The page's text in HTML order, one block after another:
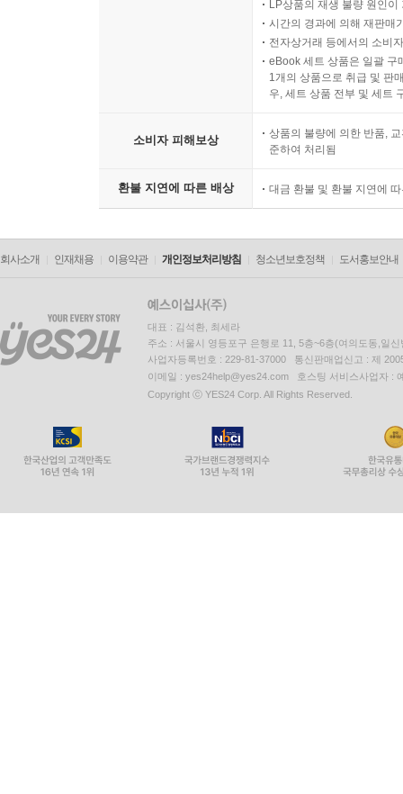
LP상품의 재생 불량 원인
시간의 경과에 의해 재판매
전자상거래 등에서의 소비
eBook 세트 상품은 일괄 구
1개의 상품으로 취급 및 판
우, 세트 상품 전부 및 세트
소비자 피해보상
상품의 불량에 의한 반품,
준하여 처리됨
환불 지연에 따른 배상 대금 환불 및 환불 지연에
회사소개 인재채용 이용약관 개인정보처리방침 청소년보호정책 도서홍보안내
대표 : 김석환, 최세라
주소 : 서울시 영등포구 은행로 11, 5층~6층(여의도동,일신
사업자등록번호 : 229-81-37000 통신판매업신고 : 제
이메일 : yes24help@yes24.com 호스팅 서비스사업자 :
Copyright ⓒ YES24 Corp. All Rights Reserved.